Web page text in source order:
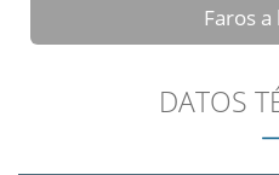
Faros a
DATOS